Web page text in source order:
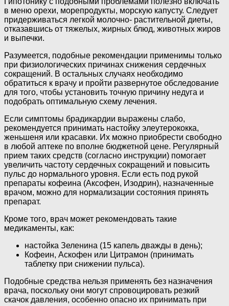
в меню орехи, морепродукты, морскую капусту. Следует
придерживаться легкой молочно- растительной диеты,
отказавшись от тяжелых, жирных блюд, животных жиров
и выпечки.
Разумеется, подобные рекомендации применимы только
при физиологических причинах снижения сердечных
сокращений. В остальных случаях необходимо
обратиться к врачу и пройти развернутое обследование
для того, чтобы установить точную причину недуга и
подобрать оптимальную схему лечения.
Если симптомы брадикардии выражены слабо,
рекомендуется принимать настойку элеутерококка,
женьшеня или красавки. Их можно приобрести свободно
в любой аптеке по вполне бюджетной цене. Регулярный
прием таких средств (согласно инструкции) помогает
увеличить частоту сердечных сокращений и повысить
пульс до нормального уровня. Если есть под рукой
препараты кофеина (Аксофен, Изодрин), назначенные
врачом, можно для нормализации состояния принять
препарат.
Кроме того, врач может рекомендовать такие
медикаменты, как:
настойка Зеленина (15 капель дважды в день);
Кофеин, Аскофен или Цитрамон (принимать
таблетку при снижении пульса).
Подобные средства нельзя применять без назначения
врача, поскольку они могут спровоцировать резкий
скачок давления, особенно опасно их принимать при